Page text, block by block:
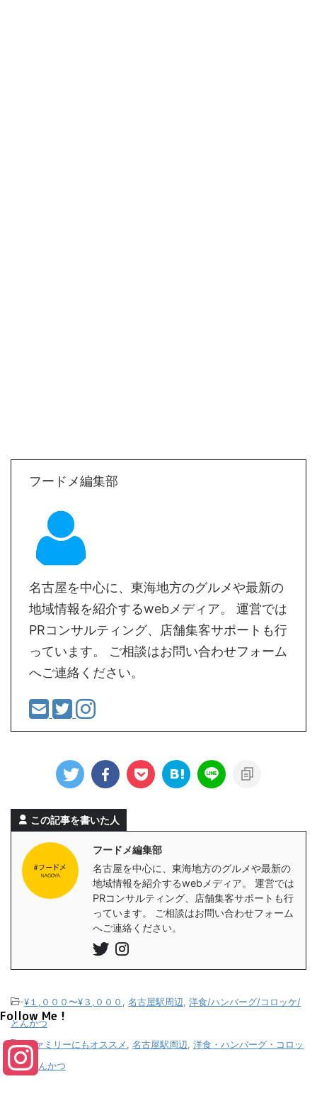
フードメ編集部
名古屋を中心に、東海地方のグルメや最新の
地域情報を紹介するwebメディア。 運営では
PRコンサルティング、店舗集客サポートも行
っています。 ご相談はお問い合わせフォーム
へご連絡ください。
この記事を書いた人
フードメ編集部
名古屋を中心に、東海地方のグルメや最新の
地域情報を紹介するwebメディア。 運営では
PRコンサルティング、店舗集客サポートも行
っています。 ご相談はお問い合わせフォーム
へご連絡ください。
-¥１,０００〜¥３,０００ , 名古屋駅周辺, 洋食/ハンバーグ/コロッケ/
とんかつ
-ファミリーにもオススメ, 名古屋駅周辺, 洋食・ハンバーグ・コロッ
ケ・とんかつ
Follow Me！